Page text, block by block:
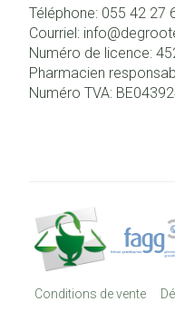
Téléphone: 055 42 27
Courriel: info@
Numéro de licence:
Pharmacien
Numéro TVA:
Conditions de vente